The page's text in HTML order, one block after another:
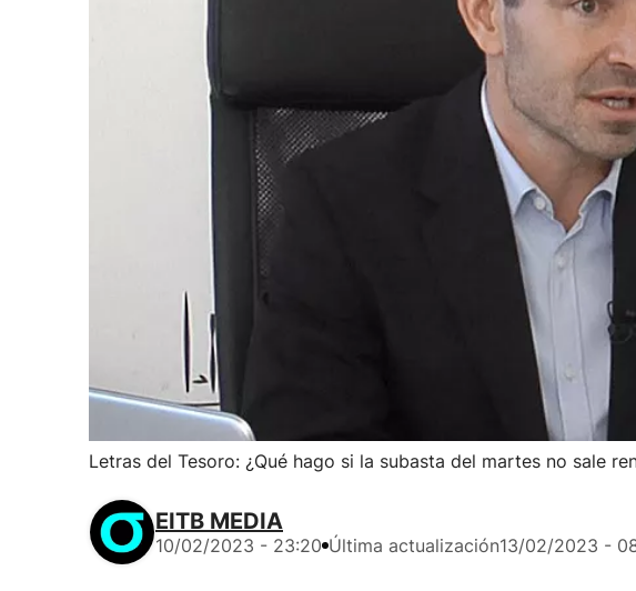
Letras del Tesoro: ¿Qué hago si la subasta del martes no sale
EITB MEDIA
10/02/2023 - 23:20 Última actualización13/02/2023 -